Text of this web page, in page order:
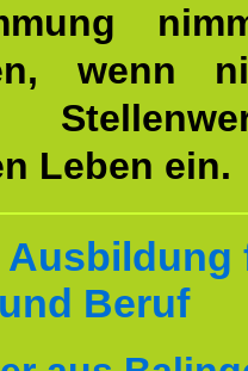
wenn
Leben ein.
Ausbildung
Beruf